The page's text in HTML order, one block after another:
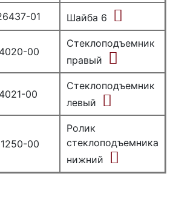
01 Шайба 6
00
Стеклоподъемник
правый
00
Стеклоподъемник
левый
00
Ролик
стеклоподъемника
нижний